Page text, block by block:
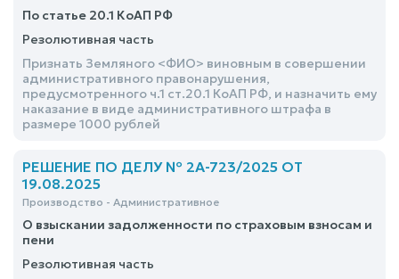
По статье 20.1 КоАП РФ
Резолютивная часть
Признать Земляного <ФИО> виновным в совершении
административного правонарушения,
предусмотренного ч.1 ст.20.1 КоАП РФ, и назначить ему
наказание в виде административного штрафа в
размере 1000 рублей
РЕШЕНИЕ ПО ДЕЛУ № 2А-723/2025 ОТ
19.08.2025
Производство - Административное
О взыскании задолженности по страховым взносам и
пени
Резолютивная часть